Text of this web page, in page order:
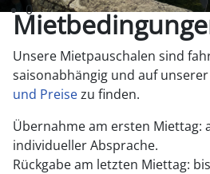
0
Unsere Mietpauschalen sind
saisonabhängig und auf
und Preisezu finden.
Übernahme am ersten Miettag:
individueller Absprache.
Rückgabe am letzten Miettag: